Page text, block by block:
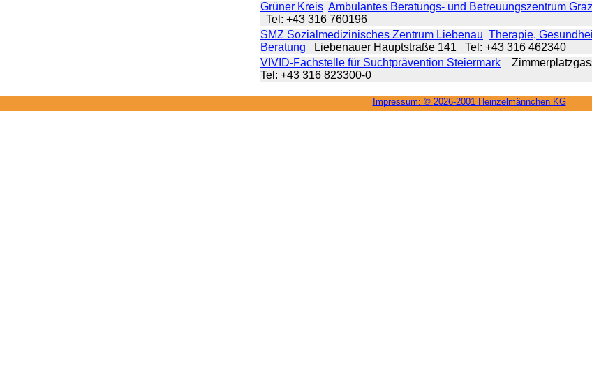
Grüner Kreis Ambulantes Beratungs- und Betreuungszentrum Graz
Tel: +43 316 760196
SMZ Sozialmedizinisches Zentrum Liebenau Therapie,
Beratung Liebenauer Hauptstraße 141 Tel: +43 316 462340
VIVID-Fachstelle für Suchtprävention Steiermark
Tel: +43 316 823300-0
Impressum: © 2026-2001 Heinzel­männchen KG